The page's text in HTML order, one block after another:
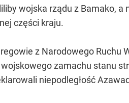
wojska rządu z Bamako,
części kraju.
z Narodowego
zamachu stanu
niepodległość